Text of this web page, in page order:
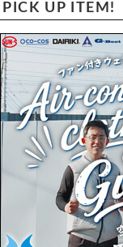
PICK UP ITEM!